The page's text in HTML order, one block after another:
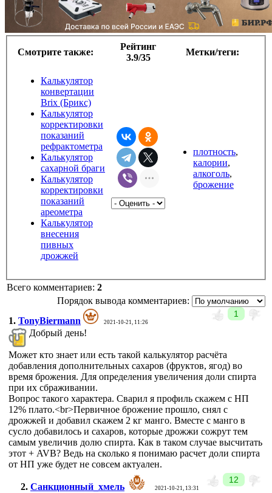
Смотрите также:
Рейтинг
3.9/35
Метки/теги:
Калькулятор
конвертации
Brix (Брикс)
Калькулятор
корректировки
показаний
рефрактометра
Калькулятор
сахарной браги
Калькулятор
корректировки
показаний
ареометра
Калькулятор
внесения
пивных
дрожжей
плотность,
калории,
алкоголь,
брожение
Всего комментариев: 2
Порядок вывода комментариев:
1
1. TonyBiermann 2021-10-21, 11:26
Добрый день!
Может кто знает или есть такой калькулятор расчёта
добавления дополнительных сахаров (фруктов, ягод) во
время брожения. Для определения увеличения доли спирта
при их сбраживании.
Вопрос такого характера. Сварил я профиль скажем с НП
12% плато.<br>Первичное брожение прошло, снял с
дрожжей и добавил скажем 2 кг манго. Вместе с манго в
сусло добавилось и сахаров, которые дрожжи сожрут тем
самым увеличив долю спирта. Как в таком случае высчитать
этот + AVВ? Ведь на сколько я понимаю расчет доли спирта
от НП уже будет не совсем актуален.
12
2. Санкционный_хмель 2021-10-21, 13:31